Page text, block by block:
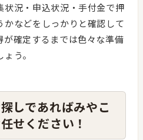
状況・申込状況・手付金で押
かなどをしっかりと確認して
が確定するまでは色々な準備
う。
しであればみやこ
せください！